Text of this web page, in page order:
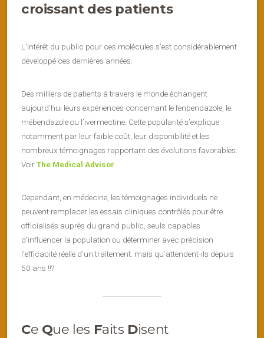
croissant des patients
L’intérêt du public pour ces molécules s’est considérablement
développé ces dernières années.
Des milliers de patients à travers le monde échangent
aujourd’hui leurs expériences concernant le fenbendazole, le
mébendazole ou l’ivermectine. Cette popularité s’explique
notamment par leur faible coût, leur disponibilité et les
nombreux témoignages rapportant des évolutions favorables.
VoirThe Medical Advisor
Cependant, en médecine, les témoignages individuels ne
peuvent remplacer les essais cliniques contrôlés pour être
officialisés auprès du grand public, seuls capables
d’influencer la population ou déterminer avec précision
l’efficacité réelle d’un traitement. mais qu’attendent-ils depuis
50 ans !!?
Ce Que les Faits Disent